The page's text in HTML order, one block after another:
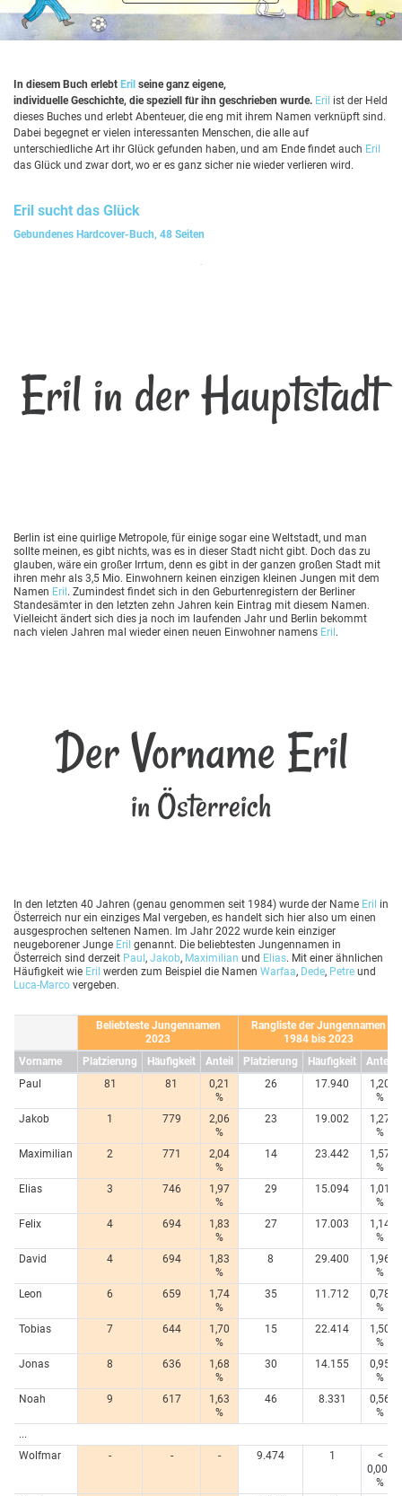
In diesem Buch erlebt Eril seine ganz eigene,
individuelle Geschichte, die speziell für ihn geschrieben wurde. Eril ist der Held
dieses Buches und erlebt Abenteuer, die eng mit ihrem Namen verknüpft sind.
Dabei begegnet er vielen interessanten Menschen, die alle auf
unterschiedliche Art ihr Glück gefunden haben, und am Ende findet auch Eril
das Glück und zwar dort, wo er es ganz sicher nie wieder verlieren wird.
Eril sucht das Glück
Gebundenes Hardcover-Buch, 48 Seiten
Eril in der Hauptstadt
Berlin ist eine quirlige Metropole, für einige sogar eine Weltstadt, und man
sollte meinen, es gibt nichts, was es in dieser Stadt nicht gibt. Doch das zu
glauben, wäre ein großer Irrtum, denn es gibt in der ganzen großen Stadt mit
ihren mehr als 3,5 Mio. Einwohnern keinen einzigen kleinen Jungen mit dem
Namen Eril . Zumindest findet sich in den Geburtenregistern der Berliner
Standesämter in den letzten zehn Jahren kein Eintrag mit diesem Namen.
Vielleicht ändert sich dies ja noch im laufenden Jahr und Berlin bekommt
nach vielen Jahren mal wieder einen neuen Einwohner namens Eril .
Der Vorname Eril
in Österreich
In den letzten 40 Jahren (genau genommen seit 1984) wurde der Name Eril in
Österreich nur ein einziges Mal vergeben, es handelt sich hier also um einen
ausgesprochen seltenen Namen. Im Jahr 2022 wurde kein einziger
neugeborener Junge Eril genannt. Die beliebtesten Jungennamen in
Österreich sind derzeit Paul , Jakob, Maximilian und Elias. Mit einer ähnlichen
Häufigkeit wie Eril werden zum Beispiel die Namen Warfaa, Dede, Petre und
Luca-Marco vergeben.
Beliebteste Jungennamen
2023
Rangliste der Jungennamen
1984 bis 2023
Vorname
Platzierung Häufigkeit Anteil Platzierung Häufigkeit
Anteil
Paul
81 81
0,21
%
26 17.940
1,20
%
Jakob
1 779
2,06
%
23 19.002
1,27
%
Maximilian
2 771
2,04
%
14 23.442
1,57
%
Elias
3 746
1,97
%
29 15.094
1,01
%
Felix
4 694
1,83
%
27 17.003
1,14
%
David
4 694
1,83
%
8 29.400
1,96
%
Leon
6 659
1,74
%
35 11.712
0,78
%
Tobias
7 644
1,70
%
15 22.414
1,50
%
Jonas
8 636
1,68
%
30 14.155
0,95
%
Noah
9 617
1,63
%
46 8.331
0,56
%
...
Wolfmar
- - - 9.474 1
<
0,005
%